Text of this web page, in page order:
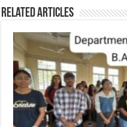
Related Articles